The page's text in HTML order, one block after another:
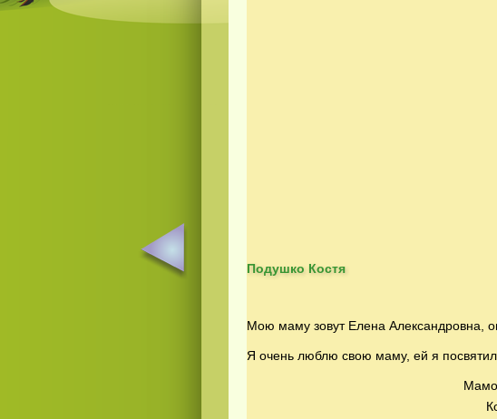
Подушко Костя
Мою маму зовут Елена Александровна,
Я очень люблю свою маму, ей я